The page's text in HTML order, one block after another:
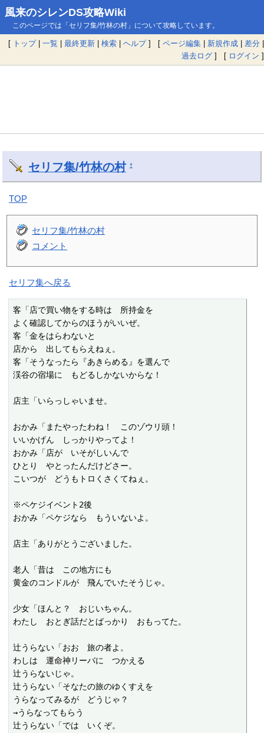
風来のシレンDS攻略Wiki
このページでは「セリフ集/竹林の村」について攻略しています。
[ トップ| 一覧 | 最終更新 | 検索 | ヘルプ] [ ページ編集 | 新規作成 | 差分 |
過去ログ ] [ ログイン ]
セリフ集/竹林の村 †
TOP
セリフ集/竹林の村
コメント
セリフ集へ戻る
客「店で買い物をする時は　所持金を
よく確認してからのほうがいいぜ。
客「金をはらわないと
店から　出してもらえねぇ。
客「そうなったら『あきらめる』を選んで
渓谷の宿場に　もどるしかないからな！
店主「いらっしゃいませ。
おかみ「またやったわね！　このゾウリ頭！
いいかげん　しっかりやってよ！
おかみ「店が　いそがしいんで
ひとり　やとったんだけどさー。
こいつが　どうもトロくさくてねぇ。
※ペケジイベント2後
おかみ「ペケジなら　もういないよ。
店主「ありがとうございました。
老人「昔は　この地方にも
黄金のコンドルが　飛んでいたそうじゃ。
少女「ほんと？　おじいちゃん。
わたし　おとぎ話だとばっかり　おもってた。
辻うらない「おお　旅の者よ。
わしは　運命神リーバに　つかえる
辻うらないじゃ。
辻うらない「そなたの旅のゆくすえを
うらなってみるが　どうじゃ？
→うらなってもらう
辻うらない「では　いくぞ。